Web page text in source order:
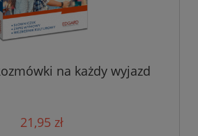
na każdy wyjazd
21,95 zł